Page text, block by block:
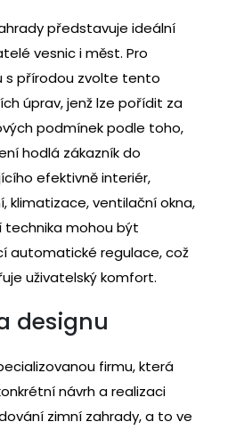
představuje ideální
vesnic i měst. Pro
s přírodou zvolte tento
úprav, jenž lze pořídit za
podmínek podle toho,
hodlá zákazník do
efektivně interiér,
klimatizace, ventilační okna,
technika mohou být
automatické regulace, což
uživatelský komfort.
designu
firmu, která
návrh a realizaci
zimní zahrady, a to ve